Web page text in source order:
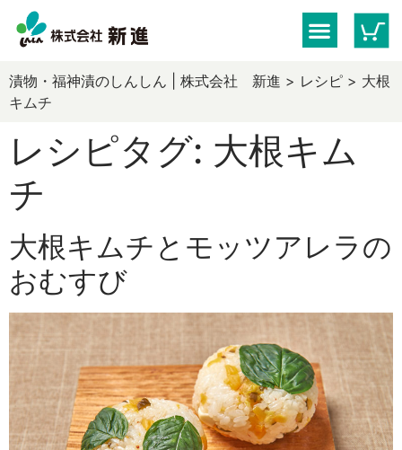
漬物・福神漬のしんしん | 株式会社 新進 > レシピ > 大根
キムチ
レシピタグ: 大根キム
チ
大根キムチとモッツアレラの
おむすび